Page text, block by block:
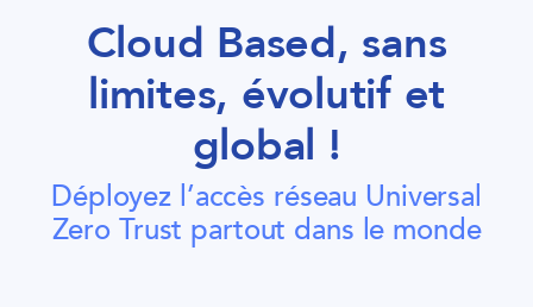
Cloud Based, sans
limites, évolutif et
global !
Déployez l’accès réseau Universal
Zero Trust partout dans le monde